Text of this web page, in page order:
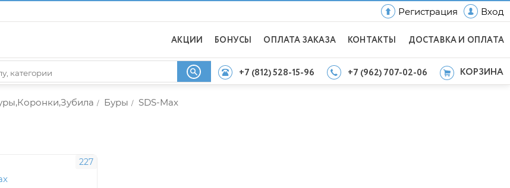
Регистрация Вход
АКЦИИ БОНУСЫ ОПЛАТА ЗАКАЗА КОНТАКТЫ ДОСТАВКА И ОПЛАТА
+7 (812) 528-15-96 +7 (962) 707-02-06 КОРЗИНА
/ Буры / SDS-Max
227